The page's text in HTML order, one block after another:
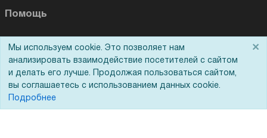
Помощь
Реквизиты
Сервисный центр
Мы используем cookie. Это позволяет нам
анализировать взаимодействие посетителей с сайтом
и делать его лучше. Продолжая пользоваться сайтом,
вы соглашаетесь с использованием данных cookie.
Подробнее
×